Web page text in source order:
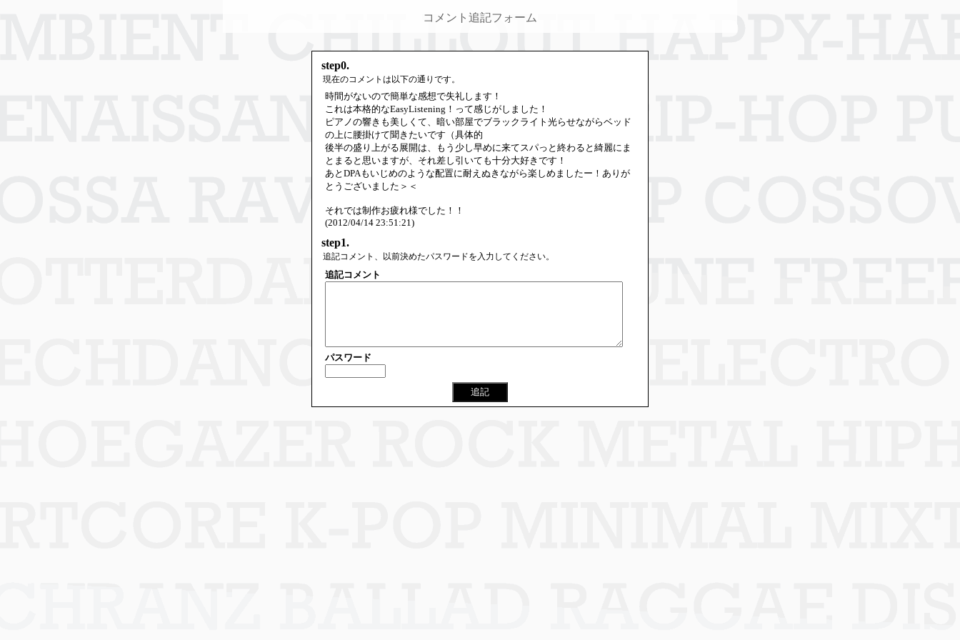
コメント追記フォーム
step0.
現在のコメントは以下の通りです。
時間がないので簡単な感想で失礼します！
これは本格的なEasyListening！って感じがしました！
ピアノの響きも美しくて、暗い部屋でブラックライト光らせながらベッド
の上に腰掛けて聞きたいです（具体的
後半の盛り上がる展開は、もう少し早めに来てスパっと終わると綺麗にま
とまると思いますが、それ差し引いても十分大好きです！
あとDPAもいじめのような配置に耐えぬきながら楽しめましたー！ありが
とうございました＞＜
それでは制作お疲れ様でした！！
(2012/04/14 23:51:21)
step1.
追記コメント、以前決めたパスワードを入力してください。
追記コメント
パスワード
追記